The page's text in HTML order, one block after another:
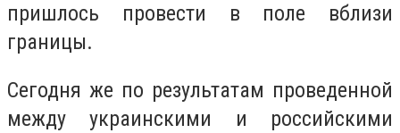
пришлось провести в поле вблизи
границы.
Сегодня же по результатам проведенной
между украинскими и российскими